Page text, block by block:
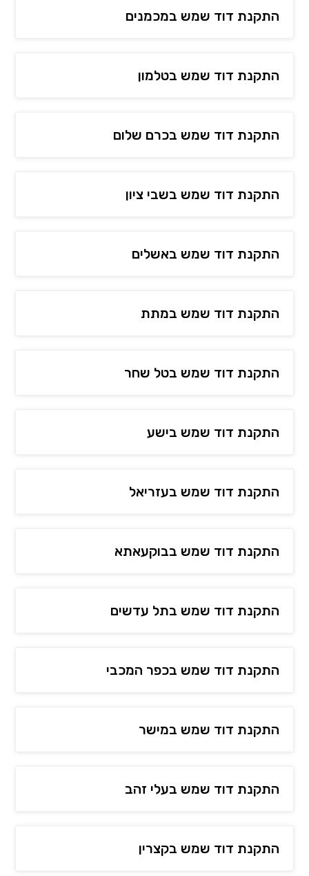
התקנת דוד שמש במכמנים
התקנת דוד שמש בטלמון
התקנת דוד שמש בכרם שלום
התקנת דוד שמש בשבי ציון
התקנת דוד שמש באשלים
התקנת דוד שמש במתת
התקנת דוד שמש בטל שחר
התקנת דוד שמש בישע
התקנת דוד שמש בעזריאל
התקנת דוד שמש בבוקעאתא
התקנת דוד שמש בתל עדשים
התקנת דוד שמש בכפר המכבי
התקנת דוד שמש במישר
התקנת דוד שמש בעלי זהב
התקנת דוד שמש בקצרין